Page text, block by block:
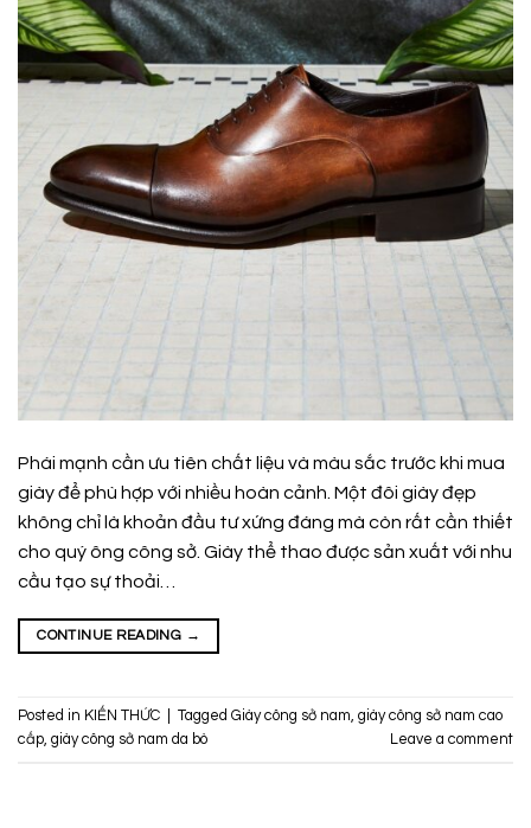
Phái mạnh cần ưu tiên chất liệu và màu sắc trước khi mua
giày để phù hợp với nhiều hoàn cảnh. Một đôi giày đẹp
không chỉ là khoản đầu tư xứng đáng mà còn rất cần thiết
cho quý ông công sở. Giày thể thao được sản xuất với nhu
cầu tạo sự thoải…
CONTINUE READING →
Posted in KIẾN THỨC Tagged Giày công sở nam, giày công sở nam cao
cấp, giày công sở nam da bò Leave a comment